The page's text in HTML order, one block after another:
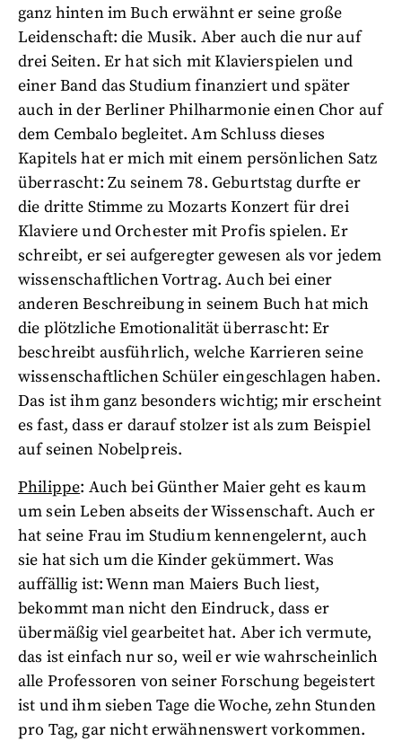
ganz hinten im Buch erwähnt er seine große
Leidenschaft: die Musik. Aber auch die nur auf
drei Seiten. Er hat sich mit Klavierspielen und
einer Band das Studium finanziert und später
auch in der Berliner Philharmonie einen Chor auf
dem Cembalo begleitet. Am Schluss dieses
Kapitels hat er mich mit einem persönlichen Satz
überrascht: Zu seinem 78. Geburtstag durfte er
die dritte Stimme zu Mozarts Konzert für drei
Klaviere und Orchester mit Profis spielen. Er
schreibt, er sei aufgeregter gewesen als vor jedem
wissenschaftlichen Vortrag. Auch bei einer
anderen Beschreibung in seinem Buch hat mich
die plötzliche Emotionalität überrascht: Er
beschreibt ausführlich, welche Karrieren seine
wissenschaftlichen Schüler eingeschlagen haben.
Das ist ihm ganz besonders wichtig; mir erscheint
es fast, dass er darauf stolzer ist als zum Beispiel
auf seinen Nobelpreis.
Philippe: Auch bei Günther Maier geht es kaum
um sein Leben abseits der Wissenschaft. Auch er
hat seine Frau im Studium kennengelernt, auch
sie hat sich um die Kinder gekümmert. Was
auffällig ist: Wenn man Maiers Buch liest,
bekommt man nicht den Eindruck, dass er
übermäßig viel gearbeitet hat. Aber ich vermute,
das ist einfach nur so, weil er wie wahrscheinlich
alle Professoren von seiner Forschung begeistert
ist und ihm sieben Tage die Woche, zehn Stunden
pro Tag, gar nicht erwähnenswert vorkommen.